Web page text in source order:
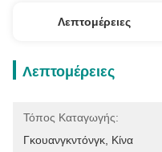
Λεπτομέρειες
Λεπτομέρειες
Τόπος Καταγωγής:
Γκουανγκντόνγκ, Κίνα